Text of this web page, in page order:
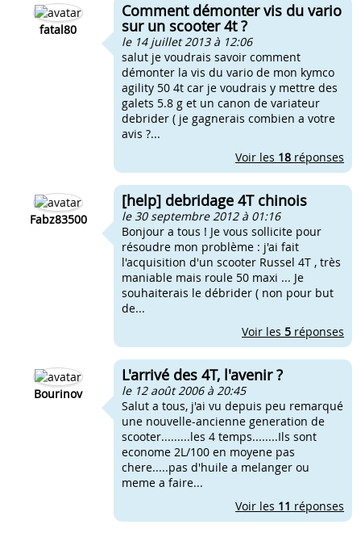
fatal80
Comment démonter vis du vario
sur un scooter 4t ?
le 14 juillet 2013 à 12:06
salut je voudrais savoir comment
démonter la vis du vario de mon kymco
agility 50 4t car je voudrais y mettre des
galets 5.8 g et un canon de variateur
debrider ( je gagnerais combien a votre
avis ?...
Voir les 18 réponses
Fabz83500
[help] debridage 4T chinois
le 30 septembre 2012 à 01:16
Bonjour a tous ! Je vous sollicite pour
résoudre mon problème : j'ai fait
l'acquisition d'un scooter Russel 4T , très
maniable mais roule 50 maxi ... Je
souhaiterais le débrider ( non pour but
de...
Voir les 5 réponses
Bourinov
L'arrivé des 4T, l'avenir ?
le 12 août 2006 à 20:45
Salut a tous, j'ai vu depuis peu remarqué
une nouvelle-ancienne generation de
scooter.........les 4 temps........Ils sont
econome 2L/100 en moyene pas
chere.....pas d'huile a melanger ou
meme a faire...
Voir les 11 réponses